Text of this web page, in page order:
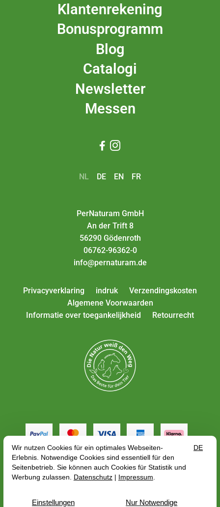
Klantenrekening
Bonusprogramm
Blog
Catalogi
Newsletter
Messen
 
NL DE EN FR
PerNaturam GmbH
An der Trift 8
56290 Gödenroth
06762-96362-0
info@pernaturam.de
Privacyverklaring indruk
Verzendingskosten
Algemene Voorwaarden
Informatie over toegankelijkheid
Retourrecht
Alle tarieven zijn inclusief btw plusverzendkosten
afhankelijk van het afleveradres, de brutoprijs kan
land van levering.